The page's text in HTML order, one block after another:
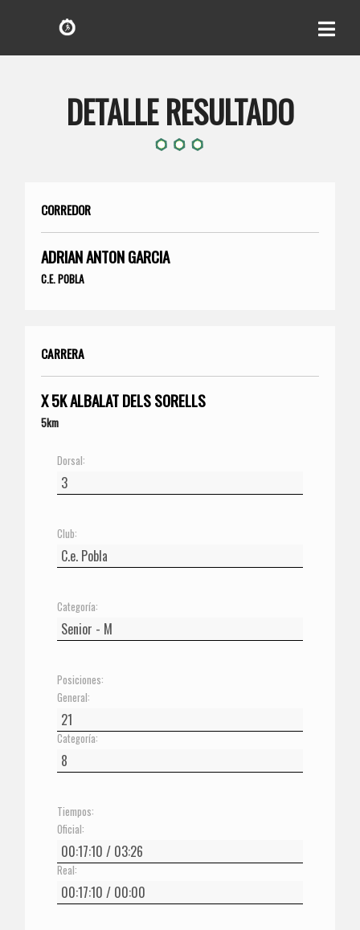
DETALLE RESULTADO
CORREDOR
ADRIAN ANTON GARCIA
C.E. POBLA
CARRERA
X 5K ALBALAT DELS SORELLS
5km
Dorsal:
Club:
Categoría:
Posiciones:
General:
Categoría:
Tiempos:
Oficial:
Real: